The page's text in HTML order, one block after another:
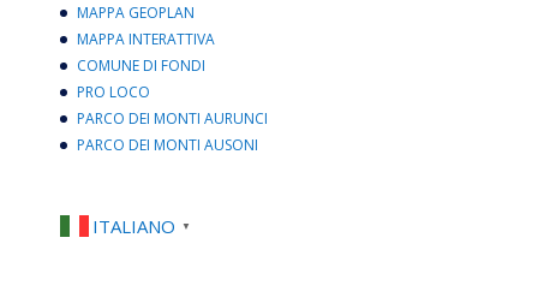
MAPPA GEOPLAN
MAPPA INTERATTIVA
COMUNE DI FONDI
PRO LOCO
PARCO DEI MONTI AURUNCI
PARCO DEI MONTI AUSONI
ITALIANO ▼